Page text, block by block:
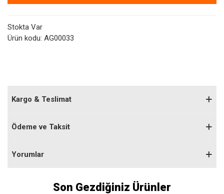
Stokta Var
Ürün kodu: AG00033
Kargo & Teslimat
Ödeme ve Taksit
Yorumlar
Son Gezdiğiniz Ürünler